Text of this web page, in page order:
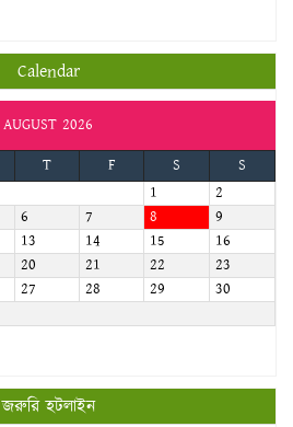
Calendar
AUGUST 2026
T F S
S
1
2
6 7 8
9
13 14 15
16
20 21 22
23
27 28 29
30
জরুরি হটলাইন